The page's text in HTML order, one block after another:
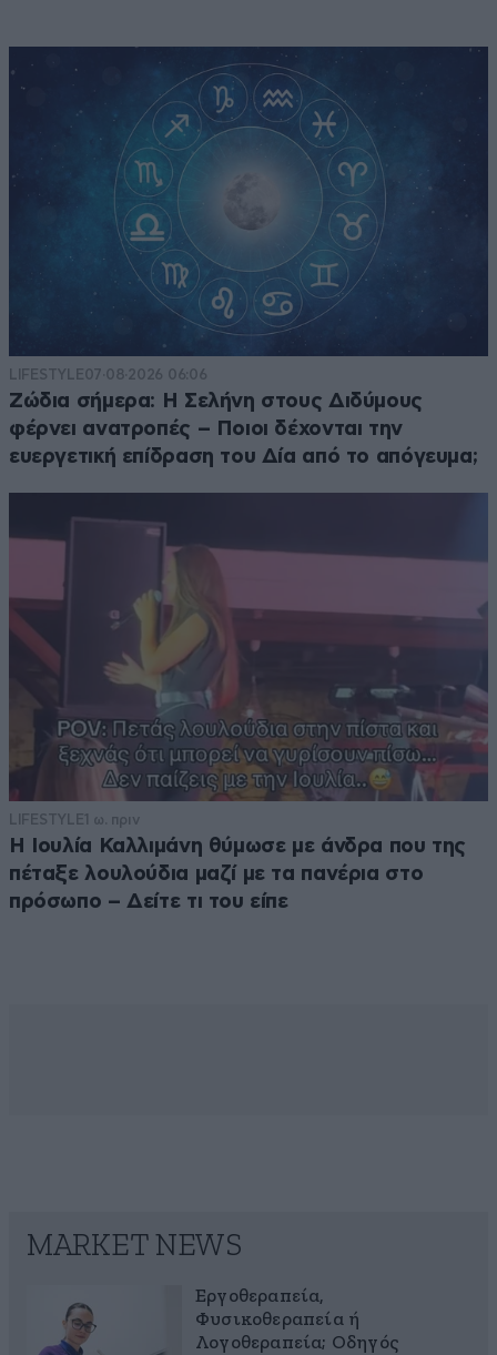
LIFESTYLE07·08·2026 06:06
Ζώδια σήμερα: Η Σελήνη στους Διδύμους
φέρνει ανατροπές – Ποιοι δέχονται την
ευεργετική επίδραση του Δία από το απόγευμα;
LIFESTYLE1 ω. πριν
Η Ιουλία Καλλιμάνη θύμωσε με άνδρα που της
πέταξε λουλούδια μαζί με τα πανέρια στο
πρόσωπο – Δείτε τι του είπε
MARKET NEWS
Εργοθεραπεία,
Φυσικοθεραπεία ή
Λογοθεραπεία; Οδηγός